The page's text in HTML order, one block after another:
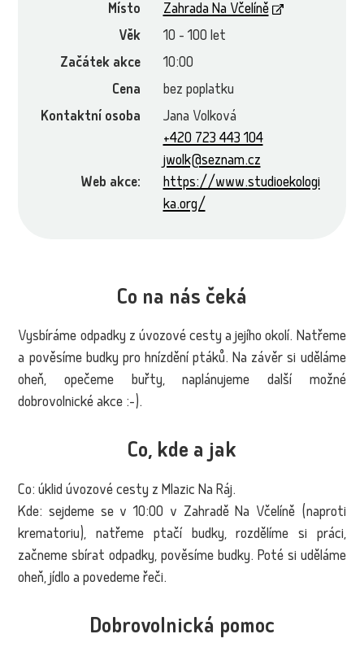
Místo
Zahrada Na Včelíně
Věk
10 - 100 let
Začátek akce
10:00
Cena
bez poplatku
Kontaktní osoba
Jana Volková
+420 723 443 104
jwolk@seznam.cz
Web akce:
https://www.studioekologi
ka.org/
Co na nás čeká
Vysbíráme odpadky z úvozové cesty a jejího okolí. Natřeme
a pověsíme budky pro hnízdění ptáků. Na závěr si uděláme
oheň, opečeme buřty, naplánujeme další možné
dobrovolnické akce :-).
Co, kde a jak
Co: úklid úvozové cesty z Mlazic Na Ráj.
Kde: sejdeme se v 10:00 v Zahradě Na Včelíně (naproti
krematoriu), natřeme ptačí budky, rozdělíme si práci,
začneme sbírat odpadky, pověsíme budky. Poté si uděláme
oheň, jídlo a povedeme řeči.
Dobrovolnická pomoc